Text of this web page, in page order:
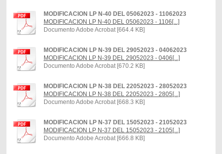
MODIFICACION LP N-40 DEL 05062023 - 11062023
MODIFICACION LP N-40 DEL 05062023 - 1106[...]
Documento Adobe Acrobat [664.4 KB]
MODIFICACION LP N-39 DEL 29052023 - 04062023
MODIFICACION LP N-39 DEL 29052023 - 0406[...]
Documento Adobe Acrobat [670.2 KB]
MODIFICACION LP N-38 DEL 22052023 - 28052023
MODIFICACION LP N-38 DEL 22052023 - 2805[...]
Documento Adobe Acrobat [668.3 KB]
MODIFICACION LP N-37 DEL 15052023 - 21052023
MODIFICACION LP N-37 DEL 15052023 - 2105[...]
Documento Adobe Acrobat [666.8 KB]